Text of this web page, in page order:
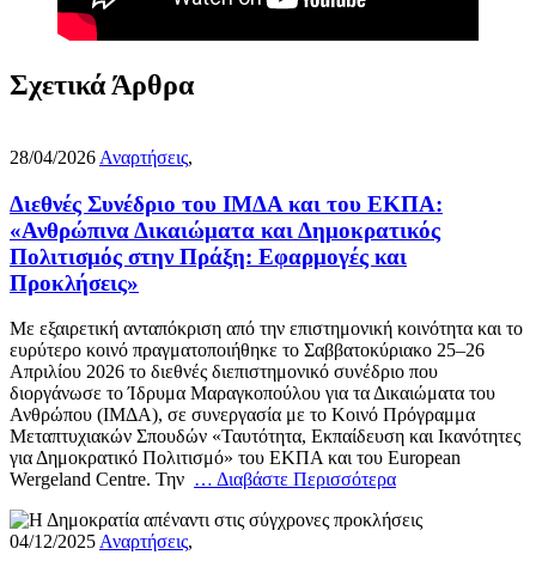
Σχετικά Άρθρα
28/04/2026 Αναρτήσεις,
Διεθνές Συνέδριο του ΙΜΔΑ και του ΕΚΠΑ:
«Ανθρώπινα Δικαιώματα και Δημοκρατικός
Πολιτισμός στην Πράξη: Εφαρμογές και
Προκλήσεις»
Με εξαιρετική ανταπόκριση από την επιστημονική κοινότητα και το
ευρύτερο κοινό πραγματοποιήθηκε το Σαββατοκύριακο 25–26
Απριλίου 2026 το διεθνές διεπιστημονικό συνέδριο που
διοργάνωσε το Ίδρυμα Μαραγκοπούλου για τα Δικαιώματα του
Ανθρώπου (ΙΜΔΑ), σε συνεργασία με το Κοινό Πρόγραμμα
Μεταπτυχιακών Σπουδών «Ταυτότητα, Εκπαίδευση και Ικανότητες
για Δημοκρατικό Πολιτισμό» του ΕΚΠΑ και του European
Wergeland Centre. Την … Διαβάστε Περισσότερα
04/12/2025 Αναρτήσεις,